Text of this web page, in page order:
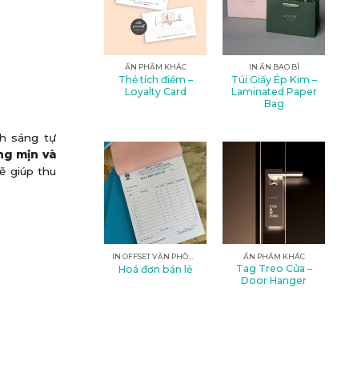
sáng tự
mịn và
giúp thu
ẤN PHẨM KHÁC
Thẻ tích điểm –
Loyalty Card
IN ẤN BAO BÌ
Túi Giấy Ép Kim –
Laminated Paper
Bag
IN OFFSET VĂN PHÒNG
Hoá đơn bán lẻ
ẤN PHẨM KHÁC
Tag Treo Cửa –
Door Hanger